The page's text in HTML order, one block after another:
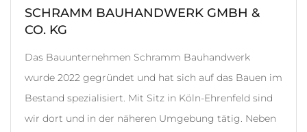
SCHRAMM BAUHANDWERK GMBH &
CO. KG
Das Bauunternehmen Schramm Bauhandwerk
wurde 2022 gegründet und hat sich auf das Bauen im
Bestand spezialisiert. Mit Sitz in Köln-Ehrenfeld sind
wir dort und in der näheren Umgebung tätig. Neben